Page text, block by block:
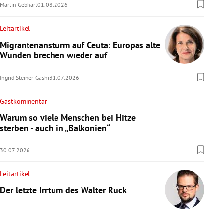
Martin Gebhart01.08.2026
Leitartikel
Migrantenansturm auf Ceuta: Europas alte
Wunden brechen wieder auf
Ingrid Steiner-Gashi31.07.2026
Gastkommentar
Warum so viele Menschen bei Hitze
sterben - auch in „Balkonien“
30.07.2026
Leitartikel
Der letzte Irrtum des Walter Ruck